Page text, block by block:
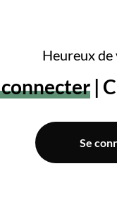
Heureux
connecter
Se